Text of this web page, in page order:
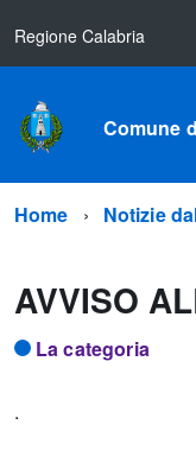
Regione Calabria
Comune
Home Notizie
AVVISO
La categoria
.